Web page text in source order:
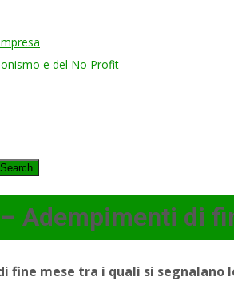
e del No Profit
Adempimenti di
fine mese tra i quali si